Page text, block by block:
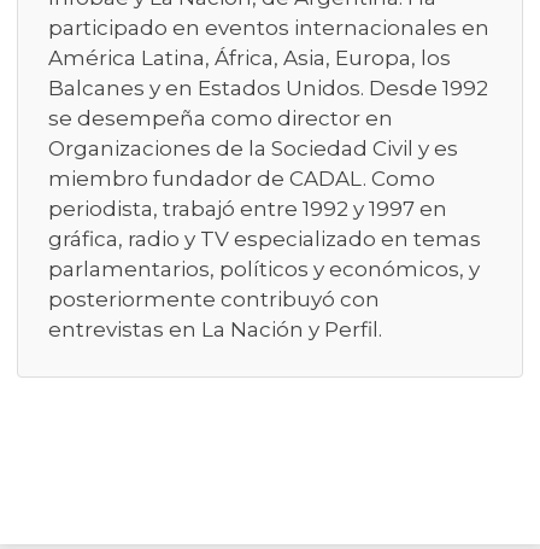
participado en eventos internacionales en
América Latina, África, Asia, Europa, los
Balcanes y en Estados Unidos. Desde 1992
se desempeña como director en
Organizaciones de la Sociedad Civil y es
miembro fundador de CADAL. Como
periodista, trabajó entre 1992 y 1997 en
gráfica, radio y TV especializado en temas
parlamentarios, políticos y económicos, y
posteriormente contribuyó con
entrevistas en La Nación y Perfil.